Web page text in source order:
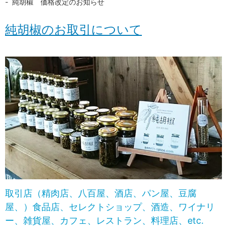
純胡椒のお取引について
取引店（精肉店、八百屋、酒店、パン屋、豆腐
屋、）食品店、セレクトショップ、酒造、ワイナリ
ー、雑貨屋、カフェ、レストラン、料理店、etc.